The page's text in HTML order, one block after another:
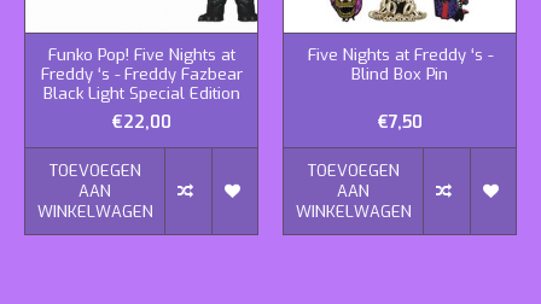
Funko Pop! Five Nights at
Freddy ‘s - Freddy Fazbear
Black Light Special Edition
€22,00
TOEVOEGEN
AAN
WINKELWAGEN
Five Nights at Freddy ‘s -
Blind Box Pin
€7,50
TOEVOEGEN
AAN
WINKELWAGEN